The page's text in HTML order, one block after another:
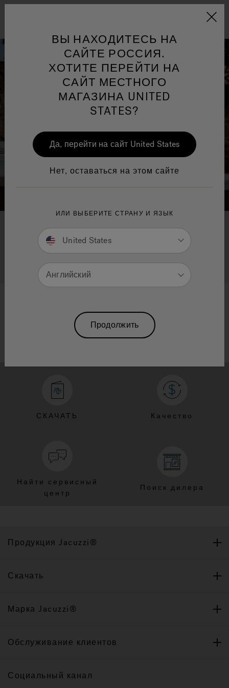
Jacuzzi&reg; EMEA
Jacuzzi® Sensational
Wellness™
One Page
Jacuzzi ImageRelay
СКАЧАТЬ Качество
Найти сервисный
центр
Поиск дилера
Продукция Jacuzzi®
Скачать
Марка Jacuzzi®
Обслуживание клиентов
Социальный канал
ВЫ НАХОДИТЕСЬ НА
САЙТЕ РОССИЯ.
ХОТИТЕ ПЕРЕЙТИ НА
САЙТ МЕСТНОГО
МАГАЗИНА UNITED
STATES?
Да, перейти на сайт United States
Нет, оставаться на этом сайте
ИЛИ ВЫБЕРИТЕ СТРАНУ И ЯЗЫК
United States
Английский
Продолжить